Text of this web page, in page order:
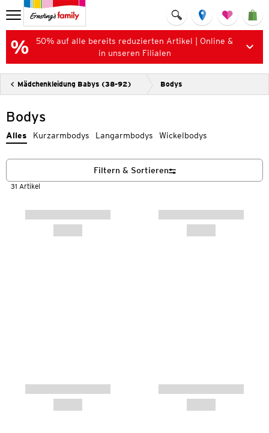
50% auf alle bereits reduzierten Artikel | Online &
in unseren Filialen
Mädchenkleidung Babys (38-92) Bodys
Bodys
Alles Kurzarmbodys Langarmbodys Wickelbodys
31 Artikel
Filtern & Sortieren